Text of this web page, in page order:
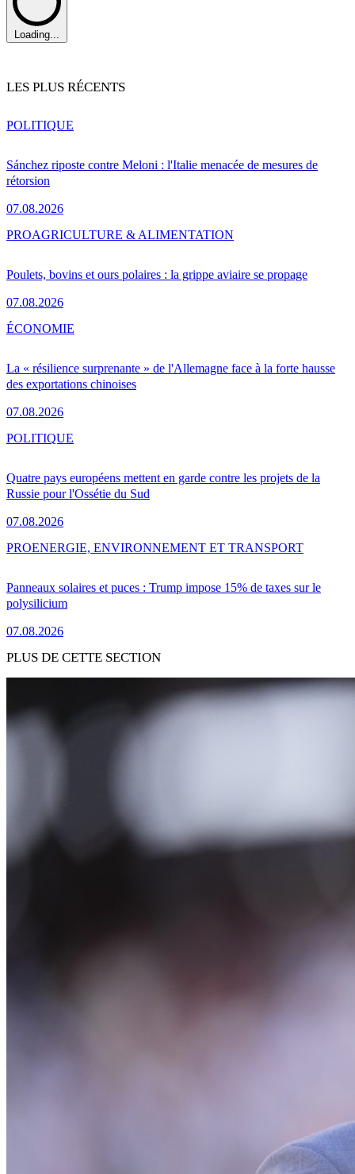
Loading...
LES PLUS RÉCENTS
Sánchez riposte contre Meloni : l'Italie menacée de mesures de
rétorsion
07.08.2026
POLITIQUE
Poulets, bovins et ours polaires : la grippe aviaire se propage
07.08.2026
PROAGRICULTURE & ALIMENTATION
La « résilience surprenante » de l'Allemagne face à la forte hausse
des exportations chinoises
07.08.2026
ÉCONOMIE
Quatre pays européens mettent en garde contre les projets de la
Russie pour l'Ossétie du Sud
07.08.2026
POLITIQUE
Panneaux solaires et puces : Trump impose 15% de taxes sur le
polysilicium
07.08.2026
PROENERGIE, ENVIRONNEMENT ET TRANSPORT
PLUS DE CETTE SECTION